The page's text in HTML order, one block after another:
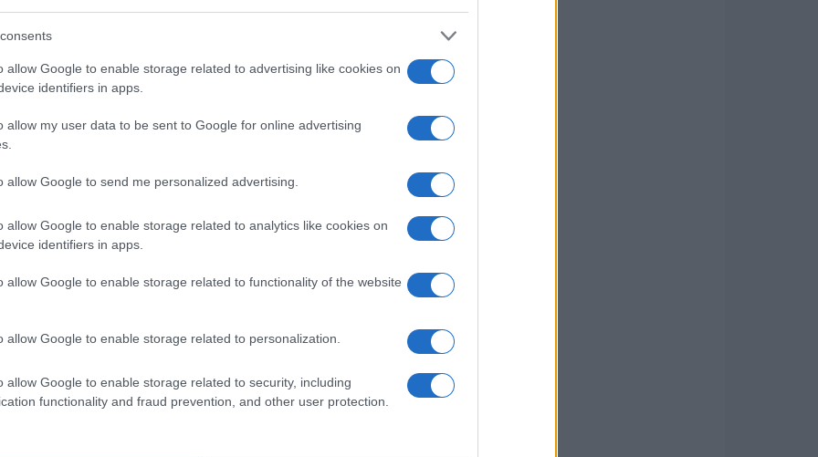
allow Google to enable storage related to advertising like cookies on
identifiers in apps.
allow my user data to be sent to Google for online advertising
allow Google to send me personalized advertising.
allow Google to enable storage related to analytics like cookies on
identifiers in apps.
allow Google to enable storage related to functionality of the website
allow Google to enable storage related to personalization.
allow Google to enable storage related to security, including
functionality and fraud prevention, and other user protection.
lanzan nuevos productos, ya que les permite
tiempo.
una participación en la empresa a cambio de
que buscan capital sin asumir deuda. Sin
y las decisiones futuras de la empresa.